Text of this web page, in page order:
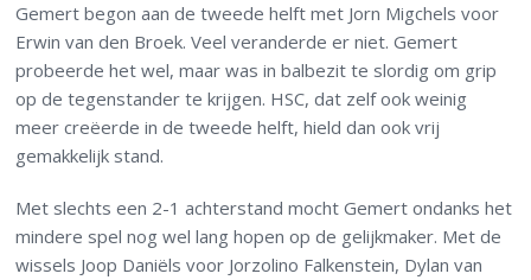
Gemert begon aan de tweede helft met Jorn Migchels voor
Erwin van den Broek. Veel veranderde er niet. Gemert
probeerde het wel, maar was in balbezit te slordig om grip
op de tegenstander te krijgen. HSC, dat zelf ook weinig
meer creëerde in de tweede helft, hield dan ook vrij
gemakkelijk stand.
Met slechts een 2-1 achterstand mocht Gemert ondanks het
mindere spel nog wel lang hopen op de gelijkmaker. Met de
wissels Joop Daniëls voor Jorzolino Falkenstein, Dylan van